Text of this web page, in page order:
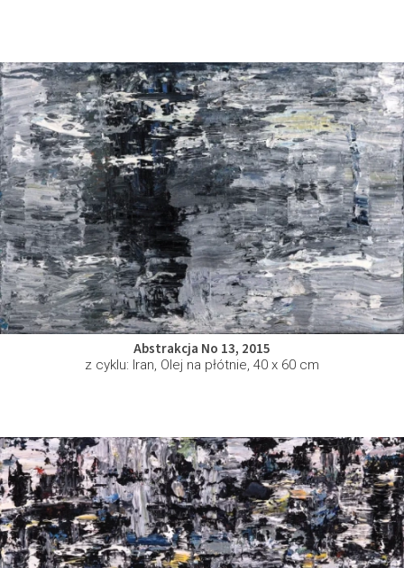
Abstrakcja No 13, 2015
z cyklu: Iran, Olej na płótnie, 40 x 60 cm